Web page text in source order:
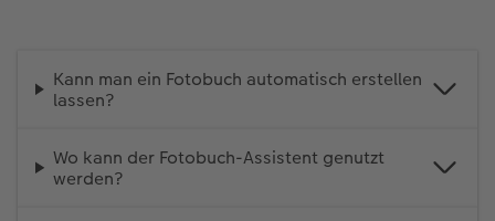
Kann man ein Fotobuch automatisch erstellen
lassen?
Wo kann der Fotobuch-Assistent genutzt
werden?